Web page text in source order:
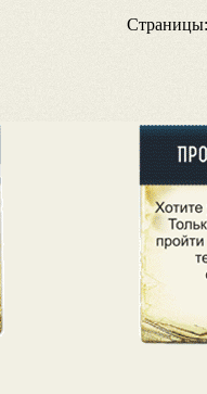
Страницы: